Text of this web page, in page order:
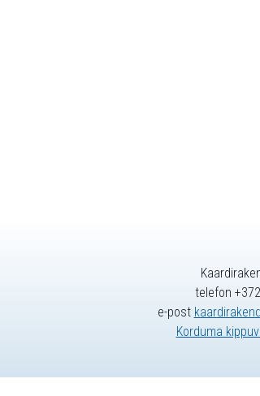
telefon
e-post
Korduma